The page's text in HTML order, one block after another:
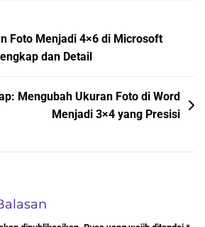
Foto Menjadi 4×6 di Microsoft
dan Detail
Mengubah Ukuran Foto di Word
Menjadi 3×4 yang Presisi